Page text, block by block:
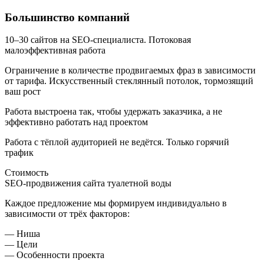
Большинство компаний
10–30 сайтов на SEO-специалиста. Потоковая
малоэффективная работа
Ограничение в количестве продвигаемых фраз в зависимости
от тарифа. Искусственный стеклянный потолок, тормозящий
ваш рост
Работа выстроена так, чтобы удержать заказчика, а не
эффективно работать над проектом
Работа с тёплой аудиторией не ведётся. Только горячий
трафик
Стоимость
SEO-продвижения сайта туалетной воды
Каждое предложение мы формируем индивидуально в
зависимости от трёх факторов:
— Ниша
— Цели
— Особенности проекта